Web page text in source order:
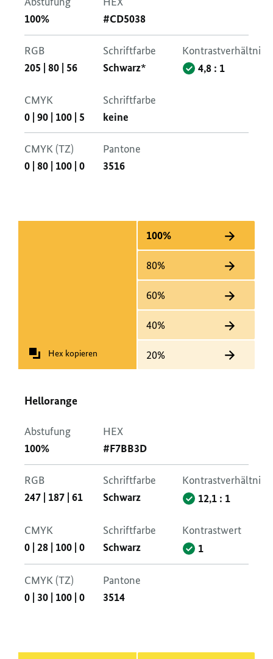
100%
#CD5038
RGB
205 80 56
Schriftfarbe
Schwarz*
Kontrastverhältnis
4,8 : 1
CMYK
0 90 100 5
Schriftfarbe
keine
CMYK (TZ)
0 80 100 0
Pantone
3516
Hex kopieren
100%
80%
60%
40%
20%
Hellorange
Abstufung
100%
HEX
#F7BB3D
RGB
247 187 61
Schriftfarbe
Schwarz
Kontrastverhältnis
12,1 : 1
CMYK
0 28 100 0
Schriftfarbe
Schwarz
Kontrastwert
1
CMYK (TZ)
0 30 100 0
Pantone
3514